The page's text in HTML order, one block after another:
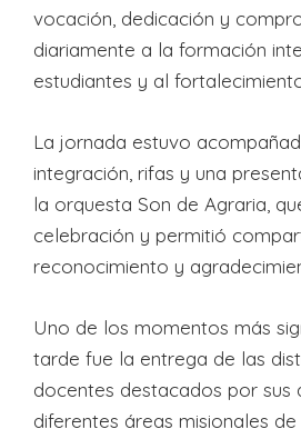
vocación, dedicación y
diariamente a la formación
estudiantes y al
La jornada estuvo
integración, rifas y una
la orquesta Son de Agraria,
celebración y permitió
reconocimiento y
Uno de los momentos más
tarde fue la entrega de las
docentes destacados por sus
diferentes áreas misionales